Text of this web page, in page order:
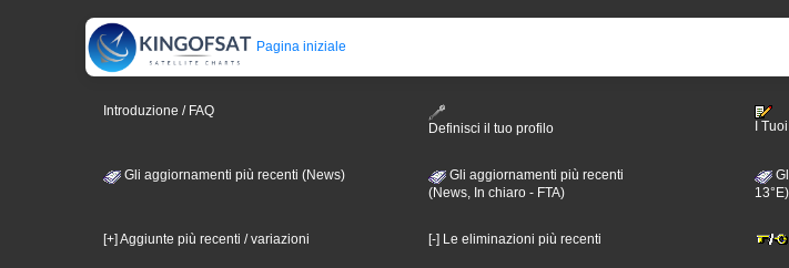
Pagina iniziale
Introduzione / FAQ
Definisci il tuo profilo
I
Gli aggiornamenti più recenti (News)
Gli aggiornamenti più recenti
(News, In chiaro - FTA)
13°E)
[+] Aggiunte più recenti / variazioni [-] Le eliminazioni più recenti